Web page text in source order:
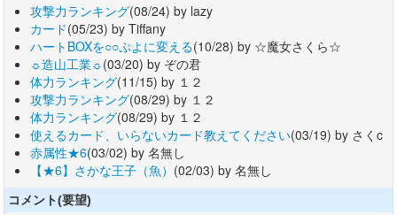
攻撃力ランキング(08/24) by lazy
カード(05/23) by Tiffany
ハートBOXを○○ぷよに変える(10/28) by ☆魔女さくら☆
☼造山工業☼(03/20) by ぞの君
体力ランキング(11/15) by １２
攻撃力ランキング(08/29) by １２
体力ランキング(08/29) by １２
使えるカード、いらないカード教えてください(03/19) by さくc
赤属性★6(03/02) by 名無し
【★6】さかな王子（魚） (02/03) by 名無し
コメント(要望)